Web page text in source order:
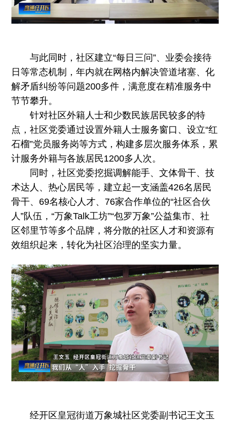
与此同时，社区建立“每日三问”、业委会接待
日等常态机制，年内就在网格内解决管道堵塞、化
解矛盾纠纷等问题200多件，满意度在精准服务中
节节攀升。
针对社区外籍人士和少数民族居民较多的特
点，社区党委通过设置外籍人士服务窗口、设立“红
石榴”党员服务岗等方式，构建多层次服务体系，累
计服务外籍与各族居民1200多人次。
同时，社区党委挖掘调解能手、文体骨干、技
术达人、热心居民等，建立起一支涵盖426名居民
骨干、69名核心人才、76家合作单位的“社区合伙
人”队伍，“万象Talk工坊”“包罗万象”公益集市、社
区邻里节等多个品牌，将分散的社区人才和资源有
效组织起来，转化为社区治理的坚实力量。
经开区皇冠街道万象城社区党委副书记王文玉